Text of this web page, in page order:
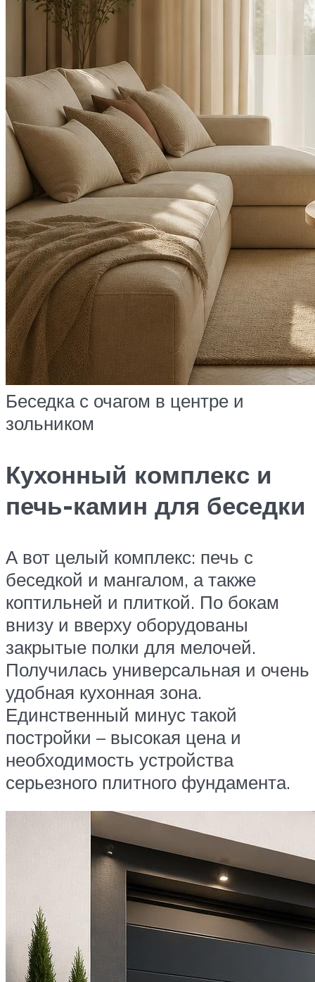
Беседка с очагом в центре и
зольником
Кухонный комплекс и
печь-камин для беседки
А вот целый комплекс: печь с
беседкой и мангалом, а также
коптильней и плиткой. По бокам
внизу и вверху оборудованы
закрытые полки для мелочей.
Получилась универсальная и очень
удобная кухонная зона.
Единственный минус такой
постройки – высокая цена и
необходимость устройства
серьезного плитного фундамента.